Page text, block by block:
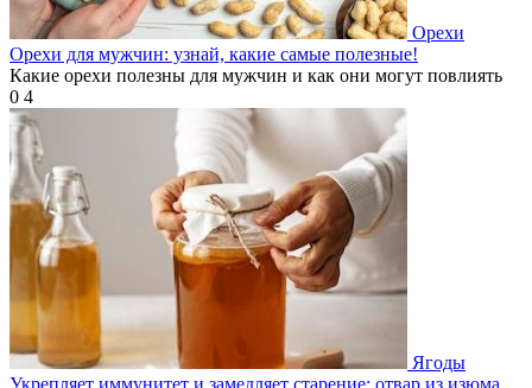
Орехи
Орехи для мужчин: узнай, какие самые полезные!
Какие орехи полезны для мужчин и как они могут повлиять
0 4
Ягоды
Укрепляет иммунитет и замедляет старение: отвар из изюма